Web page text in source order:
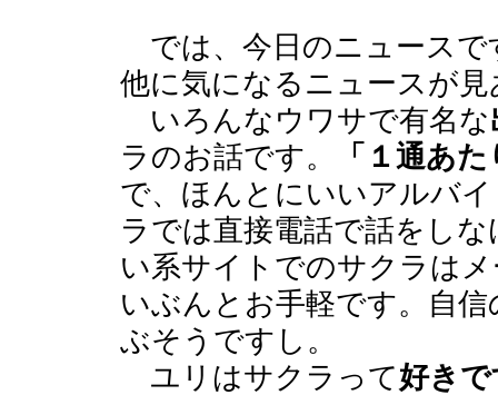
では、今日のニュースで
他に気になるニュースが
いろんなウワサで有名な
ラのお話です。
「１通あ
で、ほんとにいいアルバ
ラでは直接電話で話をし
い系サイトでのサクラは
いぶんとお手軽です。自
ぶそうですし。
ユリはサクラって好き